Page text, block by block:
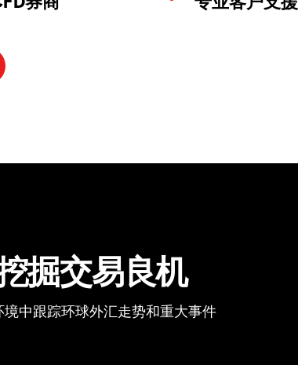
掘交易良机
中跟踪环球外汇走势和重大事件